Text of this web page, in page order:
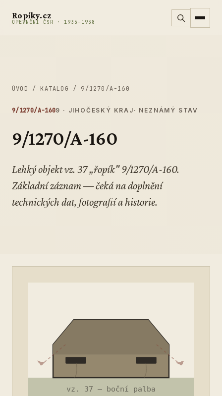
Ropiky.cz
OPEVNĚNÍ ČSR · 1935–1938
ÚVOD / KATALOG / 9/1270/A-160
9/1270/A-1609 · JIHOČESKÝ KRAJ · NEZNÁMÝ STAV
9/1270/A-160
Lehký objekt vz. 37 „řopík" 9/1270/A-160.
Základní záznam — čeká na doplnění
technických dat, fotografií a historie.